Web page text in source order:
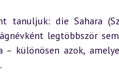
tanuljuk: die Sahara
legtöbbször
különösen azok,